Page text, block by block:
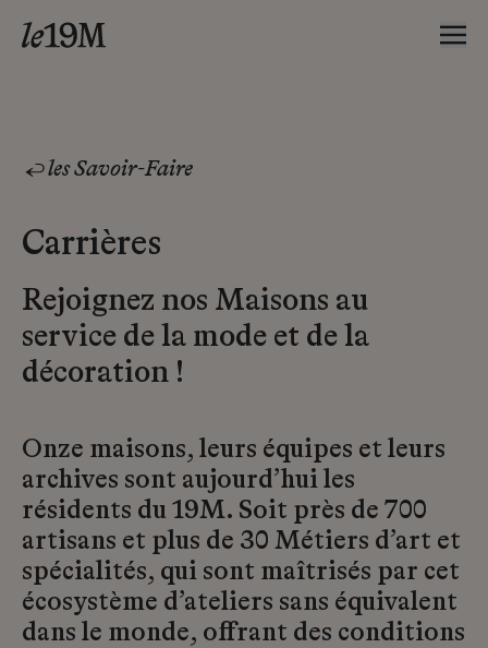
les Savoir-Faire
Carrières
Rejoignez nos Maisons au
service de la mode et de la
décoration !
Onze maisons, leurs équipes et leurs
archives sont aujourd’hui les
résidents du 19M. Soit près de 700
artisans et plus de 30 Métiers d’art et
spécialités, qui sont maîtrisés par cet
écosystème d’ateliers sans équivalent
dans le monde, offrant des conditions